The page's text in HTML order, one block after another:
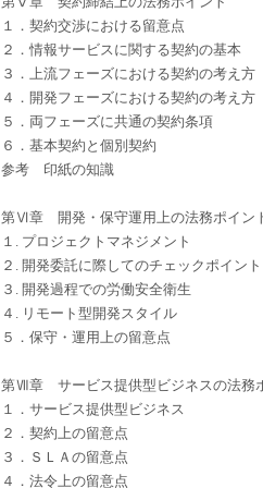
１．契約交渉における留意点
２．情報サービスに関する契約の基本
３．上流フェーズにおける契約の考え方
４．開発フェーズにおける契約の考え方
５．両フェーズに共通の契約条項
６．基本契約と個別契約
参考 印紙の知識
第Ⅵ章 開発・保守運用上の法務ポイン
１. プロジェクトマネジメント
２. 開発委託に際してのチェックポイント
３. 開発過程での労働安全衛生
４. リモート型開発スタイル
５．保守・運用上の留意点
第Ⅶ章 サービス提供型ビジネスの法務
１．サービス提供型ビジネス
２．契約上の留意点
３．ＳＬＡの留意点
４．法令上の留意点